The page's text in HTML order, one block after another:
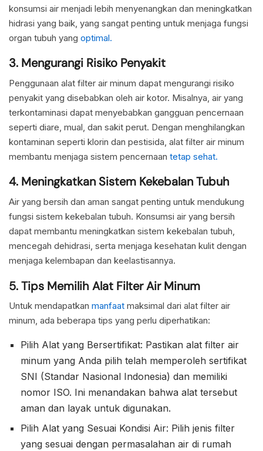
konsumsi air menjadi lebih menyenangkan dan meningkatkan
hidrasi yang baik, yang sangat penting untuk menjaga fungsi
organ tubuh yang optimal.
3. Mengurangi Risiko Penyakit
Penggunaan alat filter air minum dapat mengurangi risiko
penyakit yang disebabkan oleh air kotor. Misalnya, air yang
terkontaminasi dapat menyebabkan gangguan pencernaan
seperti diare, mual, dan sakit perut. Dengan menghilangkan
kontaminan seperti klorin dan pestisida, alat filter air minum
membantu menjaga sistem pencernaan tetap sehat.
4. Meningkatkan Sistem Kekebalan Tubuh
Air yang bersih dan aman sangat penting untuk mendukung
fungsi sistem kekebalan tubuh. Konsumsi air yang bersih
dapat membantu meningkatkan sistem kekebalan tubuh,
mencegah dehidrasi, serta menjaga kesehatan kulit dengan
menjaga kelembapan dan keelastisannya.
5. Tips Memilih Alat Filter Air Minum
Untuk mendapatkan manfaat maksimal dari alat filter air
minum, ada beberapa tips yang perlu diperhatikan:
Pilih Alat yang Bersertifikat: Pastikan alat filter air
minum yang Anda pilih telah memperoleh sertifikat
SNI (Standar Nasional Indonesia) dan memiliki
nomor ISO. Ini menandakan bahwa alat tersebut
aman dan layak untuk digunakan.
Pilih Alat yang Sesuai Kondisi Air: Pilih jenis filter
yang sesuai dengan permasalahan air di rumah